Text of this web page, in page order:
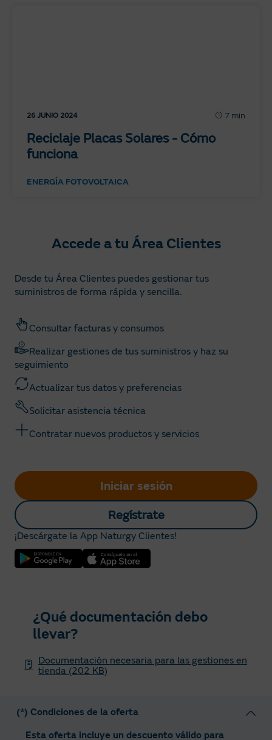
26 JUNIO 2024 7 min
Reciclaje Placas Solares - Cómo
funciona
ENERGÍA FOTOVOLTAICA
Accede a tu Área Clientes
Desde tu Área Clientes puedes gestionar tus
suministros de forma rápida y sencilla.
Consultar facturas y consumos
Realizar gestiones de tus suministros y haz su
seguimiento
Actualizar tus datos y preferencias
Solicitar asistencia técnica
Contratar nuevos productos y servicios
Iniciar sesión
Regístrate
¡Descárgate la App Naturgy Clientes!
¿Qué documentación debo
llevar?
Documentación necesaria para las gestiones en
tienda (202 KB)
(*) Condiciones de la oferta
Esta oferta incluye un descuento válido para